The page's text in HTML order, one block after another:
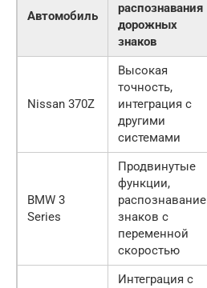
Автомобиль
распознавания
дорожных
знаков
Nissan 370Z
Высокая
точность,
интеграция с
другими
системами
BMW 3
Series
Продвинутые
функции,
распознавание
знаков с
переменной
скоростью
Интеграция с